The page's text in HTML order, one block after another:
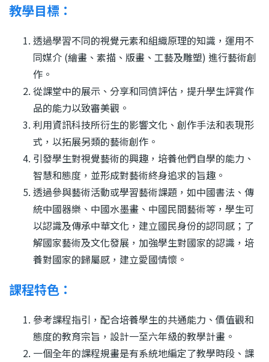
教學目標：
透過學習不同的視覺元素和組織原理的知識，運用不
同媒介 (繪畫、素描、版畫、工藝及雕塑) 進行藝術創
作。
從課堂中的展示、分享和同儕評估，提升學生評賞作
品的能力以致審美觀。
利用資訊科技所衍生的影響文化、創作手法和表現形
式，以拓展另類的藝術創作。
引發學生對視覺藝術的興趣，培養他們自學的能力、
智慧和態度，並形成對藝術終身追求的旨趣。
透過參與藝術活動或學習藝術課題，如中國書法、傳
統中國器樂、中國水墨畫、中國民間藝術等，學生可
以認識及傳承中華文化，建立國民身份的認同感；了
解國家藝術及文化發展，加強學生對國家的認識，培
養對國家的歸屬感，建立愛國情懷。
課程特色：
參考課程指引，配合培養學生的共通能力、價值觀和
態度的教育宗旨，設計一至六年級的教學計畫。
一個全年的課程規畫是有系統地編定了教學時段、課